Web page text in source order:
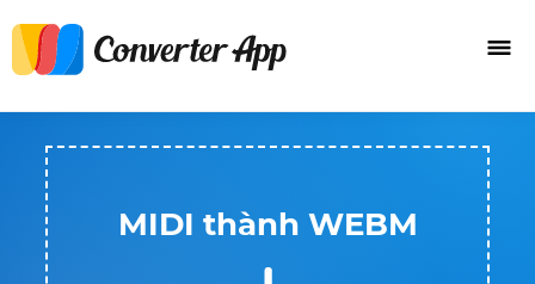
MIDI thành WEBM